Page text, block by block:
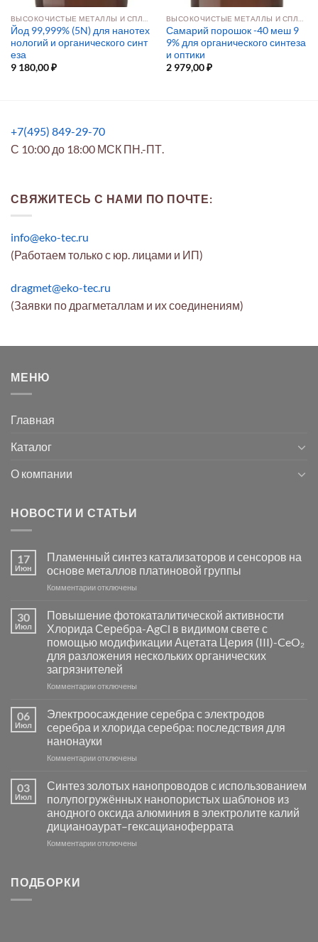
Йод 99,999% (5N) для нанотех
нологий и органического синт
еза
9 180,00₽
Самарий порошок -40 меш 9
9% для органического синтеза
и оптики
2 979,00₽
+7(495) 849-29-70
С 10:00 до 18:00 МСК ПН.-ПТ.
СВЯЖИТЕСЬ С НАМИ ПО ПОЧТЕ:
info@eko-tec.ru
(Работаем только с юр. лицами и ИП)
dragmet@eko-tec.ru
(Заявки по драгметаллам и их соединениям)
МЕНЮ
Главная
Каталог
О компании
НОВОСТИ И СТАТЬИ
17
Июн
Пламенный синтез катализаторов и сенсоров на
основе металлов платиновой группы
Комментариик
Пламенный
синтез
катализаторов
и
сенсоров
на
основе
группы
отключены
30
Июл
Повышение фотокаталитической активности
Хлорида Серебра-AgCl в видимом свете с
помощью модификации Ацетата Церия (III)-CeO₂
для разложения нескольких органических
загрязнителей
Комментариик
фотокаталитической
активности
Хлорида
Серебра-
в
видимом
свете
с
помощью
модификации
отключены
06
Июл
Электроосаждение серебра с электродов
серебра и хлорида серебра: последствия для
нанонауки
Комментариик
серебра
с
электродов
серебра
и
отключены
03
Июл
Синтез золотых нанопроводов с использованием
полупогружённых нанопористых шаблонов из
анодного оксида алюминия в электролите калий
дицианоаурат–гексацианоферрата
Комментариикотключены
ПОДБОРКИ